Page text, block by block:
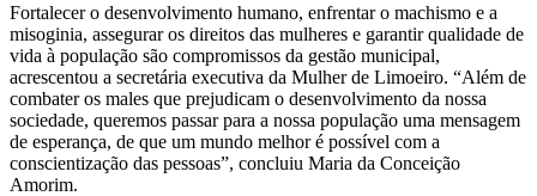
Fortalecer o desenvolvimento humano, enfrentar o machismo e a
misoginia, assegurar os direitos das mulheres e garantir qualidade de
vida à população são compromissos da gestão municipal,
acrescentou a secretária executiva da Mulher de Limoeiro. “Além de
combater os males que prejudicam o desenvolvimento da nossa
sociedade, queremos passar para a nossa população uma mensagem
de esperança, de que um mundo melhor é possível com a
conscientização das pessoas”, concluiu Maria da Conceição
Amorim.